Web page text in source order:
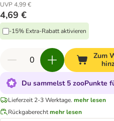
UVP 4,99 €
4,69 €
-15% Extra-Rabatt aktivieren
Zum
Du sammelst 5 zooPunkte
Lieferzeit 2-3 Werktage. mehr lesen
Rückgaberechtmehr lesen